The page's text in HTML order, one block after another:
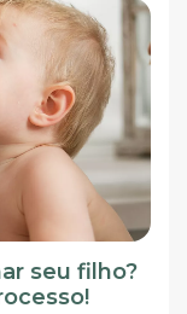
seu filho?